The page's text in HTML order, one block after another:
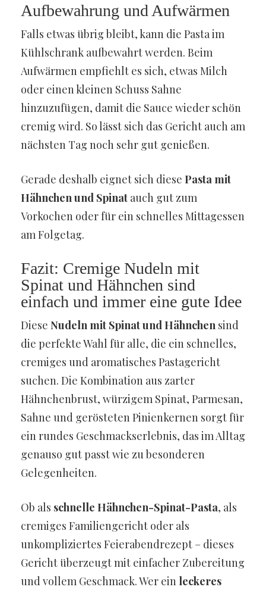
Aufbewahrung und Aufwärmen
Falls etwas übrig bleibt, kann die Pasta im
Kühlschrank aufbewahrt werden. Beim
Aufwärmen empfiehlt es sich, etwas Milch
oder einen kleinen Schuss Sahne
hinzuzufügen, damit die Sauce wieder schön
cremig wird. So lässt sich das Gericht auch am
nächsten Tag noch sehr gut genießen.
Gerade deshalb eignet sich diese Pasta mit
Hähnchen und Spinat auch gut zum
Vorkochen oder für ein schnelles Mittagessen
am Folgetag.
Fazit: Cremige Nudeln mit
Spinat und Hähnchen sind
einfach und immer eine gute Idee
Diese Nudeln mit Spinat und Hähnchen sind
die perfekte Wahl für alle, die ein schnelles,
cremiges und aromatisches Pastagericht
suchen. Die Kombination aus zarter
Hähnchenbrust, würzigem Spinat, Parmesan,
Sahne und gerösteten Pinienkernen sorgt für
ein rundes Geschmackserlebnis, das im Alltag
genauso gut passt wie zu besonderen
Gelegenheiten.
Ob als schnelle Hähnchen-Spinat-Pasta, als
cremiges Familiengericht oder als
unkompliziertes Feierabendrezept – dieses
Gericht überzeugt mit einfacher Zubereitung
und vollem Geschmack. Wer ein leckeres